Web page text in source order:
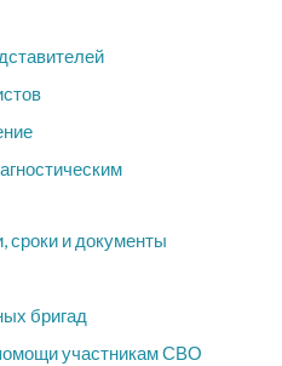
сроки и документы
бригад
участникам СВО